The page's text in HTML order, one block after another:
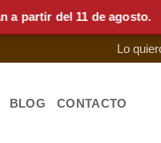
del 11 de agosto.
Lo
BLOG CONTACTO